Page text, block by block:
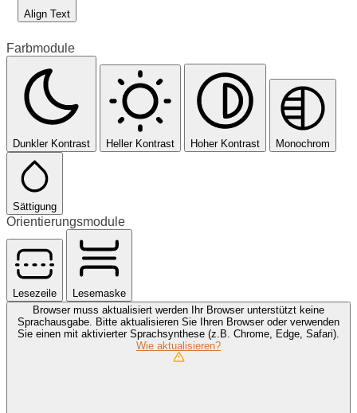
Align Text
Farbmodule
Dunkler Kontrast Heller Kontrast Hoher Kontrast Monochrom
Sättigung
Orientierungsmodule
Lesezeile
Lesemaske
Browser muss aktualisiert werden
Ihr Browser unterstützt keine
Sprachausgabe. Bitte aktualisieren Sie Ihren Browser oder verwenden
Sie einen mit aktivierter Sprachsynthese (z.B. Chrome, Edge, Safari).
Wie aktualisieren?